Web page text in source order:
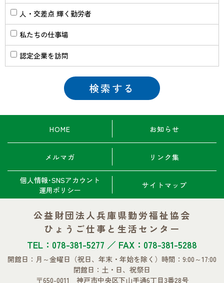
人・交差点 輝く勤労者
私たちの仕事場
認定企業を訪問
HOME お知らせ
メルマガ リンク集
個人情報･SNSアカウント
運用ポリシー
サイトマップ
公益財団法人兵庫県勤労福祉協会
ひょうご仕事と生活センター
TEL：078-381-5277 ／ FAX：078-381-5288
開館日：月～金曜日 （祝日、年末・年始を除く） 時間：9:00～17:00
閉館日：土・日、祝祭日
〒650-0011 神戸市中央区下山手通6丁目3番28号